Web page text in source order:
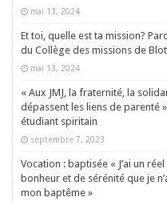
mai 13, 2024
Et toi, quelle est ta mission?
du Collège des missions de
mai 13, 2024
« Aux JMJ, la fraternité, la
dépassent les liens de parenté
étudiant spiritain
septembre 7, 2023
Vocation : baptisée « J’ai un
bonheur et de sérénité que je
mon baptême »